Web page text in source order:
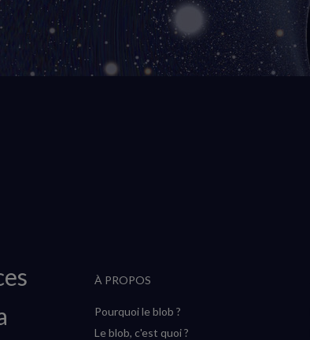
À PROPOS
Pourquoi le blob ?
Le blob, c'est quoi ?